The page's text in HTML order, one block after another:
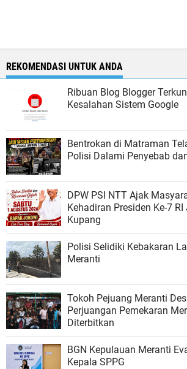
REKOMENDASI UNTUK ANDA
Ribuan Blog Blogger
Kesalahan Sistem Google
Bentrokan di Matraman
Polisi Dalami Penyebab
DPW PSI NTT Ajak
Kehadiran Presiden Ke-7
Kupang
Polisi Selidiki Kebakaran
Meranti
Tokoh Pejuang Meranti
Perjuangan Pemekaran
Diterbitkan
BGN Kepulauan Meranti
Kepala SPPG